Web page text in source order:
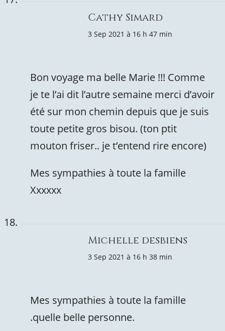
Cathy Simard
3 Sep 2021 à 16 h 47 min
Bon voyage ma belle Marie !!! Comme
je te l’ai dit l’autre semaine merci d’avoir
été sur mon chemin depuis que je suis
toute petite gros bisou. (ton ptit
mouton friser.. je t’entend rire encore)
Mes sympathies à toute la famille
Xxxxxx
Michelle desbiens
3 Sep 2021 à 16 h 38 min
Mes sympathies à toute la famille
.quelle belle personne.